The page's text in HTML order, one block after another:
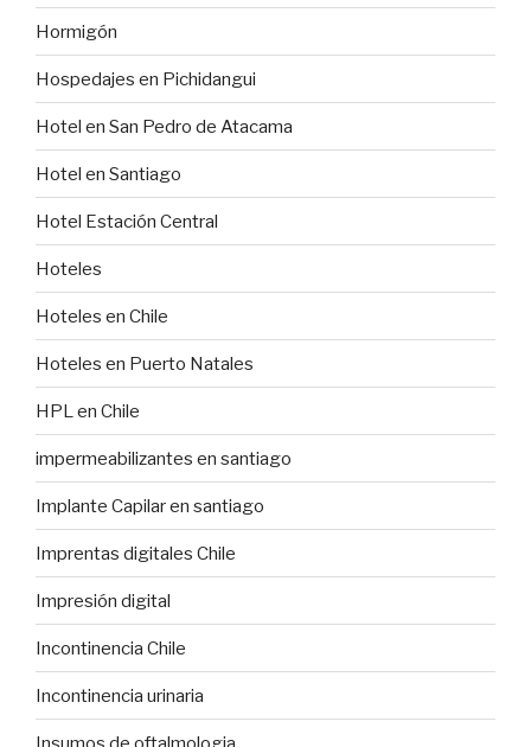
Hormigón
Hospedajes en Pichidangui
Hotel en San Pedro de Atacama
Hotel en Santiago
Hotel Estación Central
Hoteles
Hoteles en Chile
Hoteles en Puerto Natales
HPL en Chile
impermeabilizantes en santiago
Implante Capilar en santiago
Imprentas digitales Chile
Impresión digital
Incontinencia Chile
Incontinencia urinaria